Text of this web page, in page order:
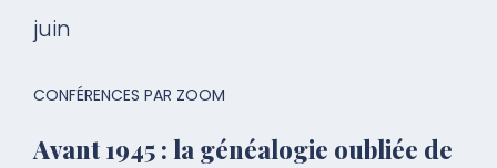
juin
Avant 1945 : la généalogie oubliée de
CONFÉRENCES PAR ZOOM